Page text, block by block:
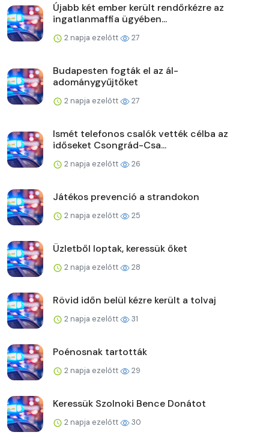
Újabb két ember került rendőrkézre az
ingatlanmaffia ügyében...
2 napja ezelőtt 27
Budapesten fogták el az ál-
adománygyűjtőket
2 napja ezelőtt 27
Ismét telefonos csalók vették célba az
időseket Csongrád-Csa...
2 napja ezelőtt 26
Játékos prevenció a strandokon
2 napja ezelőtt 25
Üzletből loptak, keressük őket
2 napja ezelőtt 28
Rövid időn belül kézre került a tolvaj
2 napja ezelőtt 31
Poénosnak tartották
2 napja ezelőtt 29
Keressük Szolnoki Bence Donátot
2 napja ezelőtt 30